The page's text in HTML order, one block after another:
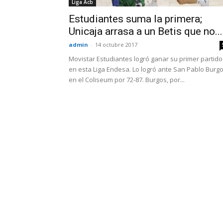
Liga Acb
Estudiantes suma la primera;
Unicaja arrasa a un Betis que no...
admin - 14 octubre 2017
Movistar Estudiantes logró ganar su primer partido
en esta Liga Endesa. Lo logró ante San Pablo
en el Coliseum por 72-87. Burgos, por...